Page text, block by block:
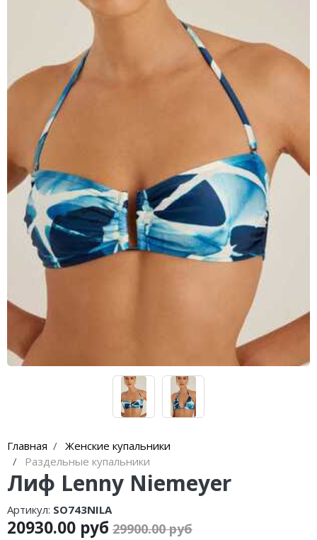
Главная
Женские купальники
Раздельные купальники
Лиф Lenny Niemeyer
Артикул: SO743NILA
20930.00 руб 29900.00 руб
Bond-eye
Heroine Sport
Milonga
Tkees